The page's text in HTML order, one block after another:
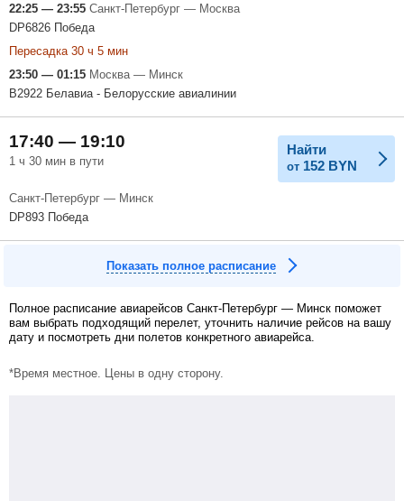
22:25 — 23:55 Санкт-Петербург — Москва
DP6826 Победа
Пересадка 30 ч 5 мин
23:50 — 01:15 Москва — Минск
B2922 Белавиа - Белорусские авиалинии
17:40 — 19:10
1 ч 30 мин в пути
Найти
от 152 BYN
Санкт-Петербург — Минск
DP893 Победа
Показать полное расписание
Полное расписание авиарейсов Санкт-Петербург — Минск поможет
вам выбрать подходящий перелет, уточнить наличие рейсов на вашу
дату и посмотреть дни полетов конкретного авиарейса.
*Время местное. Цены в одну сторону.